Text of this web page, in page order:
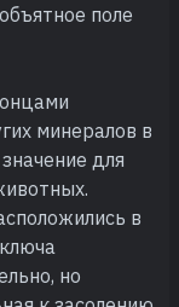
поле
минералов в
для
в
но